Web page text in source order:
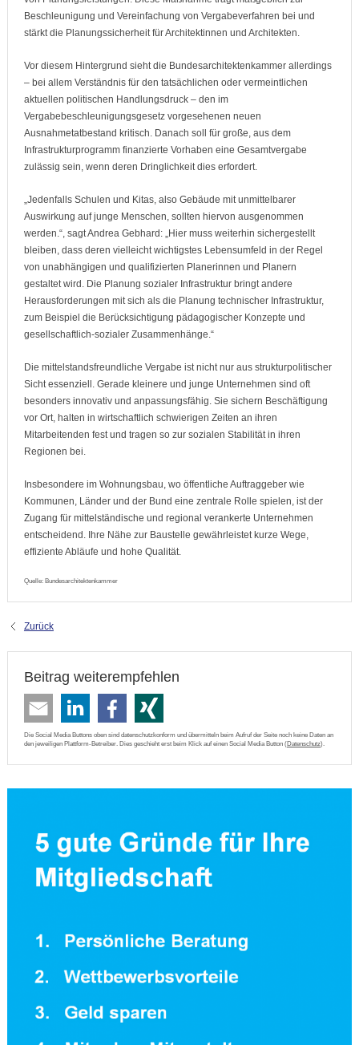
Beschleunigung und Vereinfachung von Vergabeverfahren bei und
stärkt die Planungssicherheit für Architektinnen und Architekten.
Vor diesem Hintergrund sieht die Bundesarchitektenkammer allerdings
– bei allem Verständnis für den tatsächlichen oder vermeintlichen
aktuellen politischen Handlungsdruck – den im
Vergabebeschleunigungsgesetz vorgesehenen neuen
Ausnahmetatbestand kritisch. Danach soll für große, aus dem
Infrastrukturprogramm finanzierte Vorhaben eine Gesamtvergabe
zulässig sein, wenn deren Dringlichkeit dies erfordert.
„Jedenfalls Schulen und Kitas, also Gebäude mit unmittelbarer
Auswirkung auf junge Menschen, sollten hiervon ausgenommen
werden.“, sagt Andrea Gebhard: „Hier muss weiterhin sichergestellt
bleiben, dass deren vielleicht wichtigstes Lebensumfeld in der Regel
von unabhängigen und qualifizierten Planerinnen und Planern
gestaltet wird. Die Planung sozialer Infrastruktur bringt andere
Herausforderungen mit sich als die Planung technischer Infrastruktur,
zum Beispiel die Berücksichtigung pädagogischer Konzepte und
gesellschaftlich-sozialer Zusammenhänge.“
Die mittelstandsfreundliche Vergabe ist nicht nur aus strukturpolitischer
Sicht essenziell. Gerade kleinere und junge Unternehmen sind oft
besonders innovativ und anpassungsfähig. Sie sichern Beschäftigung
vor Ort, halten in wirtschaftlich schwierigen Zeiten an ihren
Mitarbeitenden fest und tragen so zur sozialen Stabilität in ihren
Regionen bei.
Insbesondere im Wohnungsbau, wo öffentliche Auftraggeber wie
Kommunen, Länder und der Bund eine zentrale Rolle spielen, ist der
Zugang für mittelständische und regional verankerte Unternehmen
entscheidend. Ihre Nähe zur Baustelle gewährleistet kurze Wege,
effiziente Abläufe und hohe Qualität.
Quelle: Bundesarchitektenkammer
Zurück
Beitrag weiterempfehlen
Die Social Media Buttons oben sind datenschutzkonform und übermitteln beim Aufruf der Seite noch keine Daten an
den jeweiligen Plattform-Betreiber. Dies geschieht erst beim Klick auf einen Social Media Button (Datenschutz).